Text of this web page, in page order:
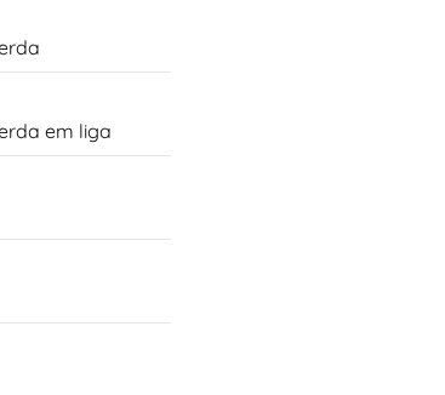
em liga